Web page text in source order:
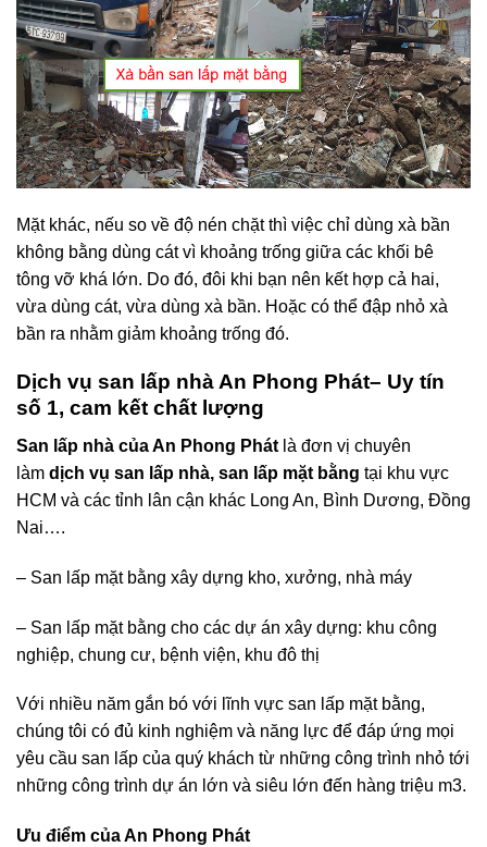
Mặt khác, nếu so về độ nén chặt thì việc chỉ dùng xà bần
không bằng dùng cát vì khoảng trống giữa các khối bê
tông vỡ khá lớn. Do đó, đôi khi bạn nên kết hợp cả hai,
vừa dùng cát, vừa dùng xà bần. Hoặc có thể đập nhỏ xà
bần ra nhằm giảm khoảng trống đó.
Dịch vụ san lấp nhà An Phong Phát– Uy tín
số 1, cam kết chất lượng
San lấp nhà của An Phong Phát là đơn vị chuyên
làm dịch vụ san lấp nhà, san lấp mặt bằng tại khu vực
HCM và các tỉnh lân cận khác Long An, Bình Dương, Đồng
Nai….
– San lấp mặt bằng xây dựng kho, xưởng, nhà máy
– San lấp mặt bằng cho các dự án xây dựng: khu công
nghiệp, chung cư, bệnh viện, khu đô thị
Với nhiều năm gắn bó với lĩnh vực san lấp mặt bằng,
chúng tôi có đủ kinh nghiệm và năng lực để đáp ứng mọi
yêu cầu san lấp của quý khách từ những công trình nhỏ tới
những công trình dự án lớn và siêu lớn đến hàng triệu m3.
Ưu điểm của An Phong Phát